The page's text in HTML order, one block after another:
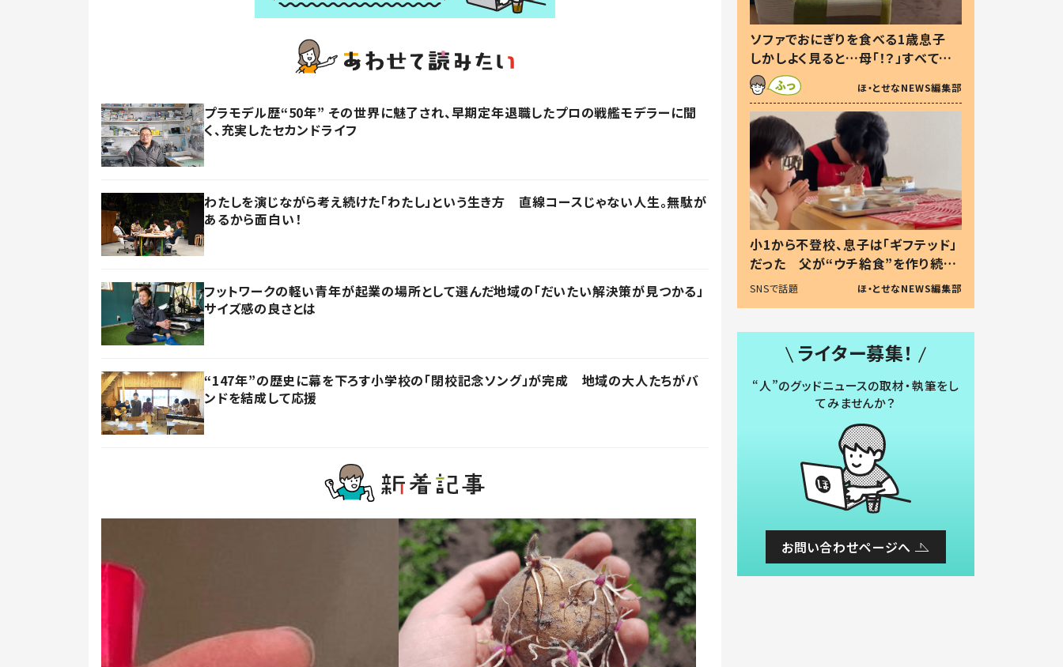
プラモデル歴“50年” その世界に魅了され、早期定年退職したプロの戦艦モデラーに聞
く、充実したセカンドライフ
わたしを演じながら考え続けた「わたし」という生き方 直線コースじゃない人生。無駄が
あるから面白い！
フットワークの軽い青年が起業の場所として選んだ地域の「だいたい解決策が見つかる」
サイズ感の良さとは
“147年”の歴史に幕を下ろす小学校の「閉校記念ソング」が完成 地域の大人たちがバ
ンドを結成して応援
ソファでおにぎりを食べる1歳息子
しかしよく見ると…母「！？」すべてを
察した母の投稿に「可愛いから許
す！」「現行犯〜」
ほ・とせなNEWS編集部
小1から不登校、息子は「ギフテッド」
だった 父が“ウチ給食”を作り続け
る理由とは #令和の親 #令和の子
SNSで話題 ほ・とせなNEWS編集部
ライター募集！
“人”のグッドニュースの取材・執筆をし
てみませんか？
お問い合わせページへ